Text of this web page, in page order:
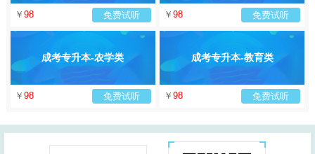
￥ 98 免费试听 ￥ 98 免费试听
成考专升本-农学类
￥ 98 免费试听
成考专升本-教育类
￥ 98 免费试听